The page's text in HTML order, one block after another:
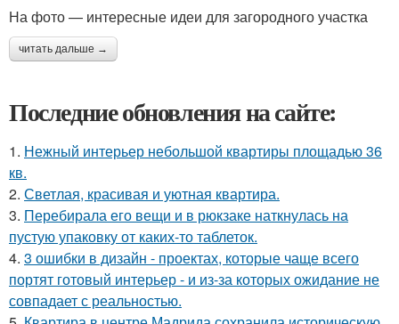
На фото — интересные идеи для загородного участка
читать дальше →
Последние обновления на сайте:
1. Нежный интерьер небольшой квартиры площадью 36
кв.
2. Светлая, красивая и уютная квартира.
3. Перебирала его вещи и в рюкзаке наткнулась на
пустую упаковку от каких-то таблеток.
4. 3 ошибки в дизайн - проектах, которые чаще всего
портят готовый интерьер - и из-за которых ожидание не
совпадает с реальностью.